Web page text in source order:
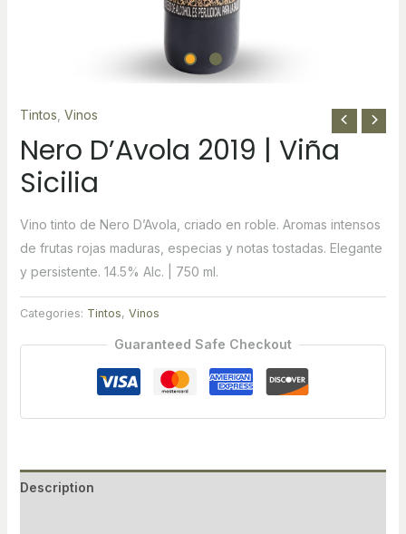
Tintos Vinos
Nero D’Avola 2019 | Viña
Sicilia
Vino tinto de Nero D’Avola, criado en roble. Aromas intensos
de frutas rojas maduras, especias y notas tostadas. Elegante
y persistente. 14.5% Alc. | 750 ml.
Categories: Tintos, Vinos
Guaranteed Safe Checkout
Description